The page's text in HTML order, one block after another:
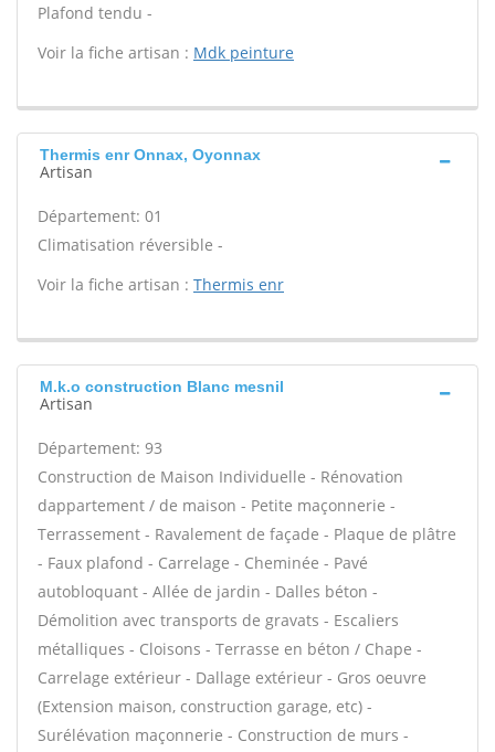
Plafond tendu -
Voir la fiche artisan : Mdk peinture
Thermis enr Onnax, Oyonnax
Artisan
Département: 01
Climatisation réversible -
Voir la fiche artisan : Thermis enr
M.k.o construction Blanc mesnil
Artisan
Département: 93
Construction de Maison Individuelle - Rénovation
dappartement / de maison - Petite maçonnerie -
Terrassement - Ravalement de façade - Plaque de plâtre
- Faux plafond - Carrelage - Cheminée - Pavé
autobloquant - Allée de jardin - Dalles béton -
Démolition avec transports de gravats - Escaliers
métalliques - Cloisons - Terrasse en béton / Chape -
Carrelage extérieur - Dallage extérieur - Gros oeuvre
(Extension maison, construction garage, etc) -
Surélévation maçonnerie - Construction de murs -